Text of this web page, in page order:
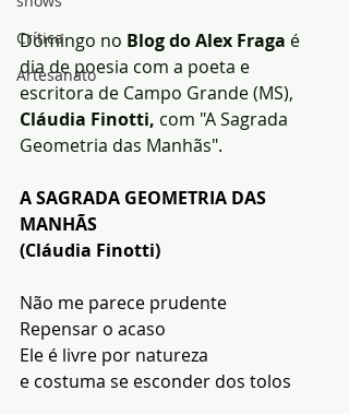
Crítica
Artesanato
Domingo no Blog do Alex Fraga é
dia de poesia com a poeta e
escritora de Campo Grande (MS),
Cláudia Finotti, com "A Sagrada
Geometria das Manhãs".
A SAGRADA GEOMETRIA DAS
MANHÃS
(Cláudia Finotti)
Não me parece prudente
Repensar o acaso
Ele é livre por natureza
e costuma se esconder dos tolos